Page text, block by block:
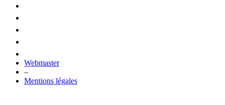
Webmaster
–
Mentions légales